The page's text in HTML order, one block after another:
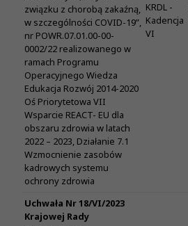
związku z chorobą zakaźną,
w szczególności COVID-19”,
nr POWR.07.01.00-00-
0002/22 realizowanego w
ramach Programu
Operacyjnego Wiedza
Edukacja Rozwój 2014-2020
Oś Priorytetowa VII
Wsparcie REACT- EU dla
obszaru zdrowia w latach
2022 – 2023, Działanie 7.1
Wzmocnienie zasobów
kadrowych systemu
ochrony zdrowia
KRDL -
Kadencja
VI
Uchwała Nr 18/VI/2023
Krajowej Rady